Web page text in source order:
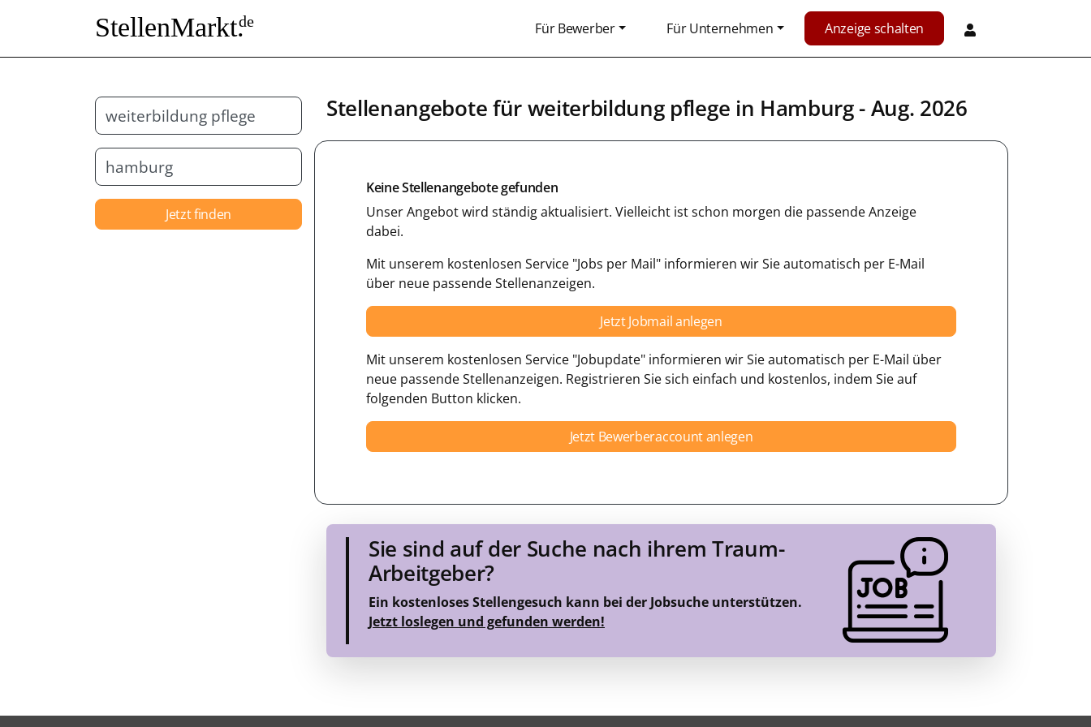
StellenMarkt.de Für Bewerber Für Unternehmen Anzeige schalten
Jetzt finden
Stellenangebote für weiterbildung pflege in Hamburg- Aug. 2026
Keine Stellenangebote gefunden
Unser Angebot wird ständig aktualisiert. Vielleicht ist schon morgen die passende Anzeige
dabei.
Mit unserem kostenlosen Service "Jobs per Mail" informieren wir Sie automatisch per E-Mail
über neue passende Stellenanzeigen.
Jetzt Jobmail anlegen
Mit unserem kostenlosen Service "Jobupdate" informieren wir Sie automatisch per E-Mail über
neue passende Stellenanzeigen. Registrieren Sie sich einfach und kostenlos, indem Sie auf
folgenden Button klicken.
Jetzt Bewerberaccount anlegen
Sie sind auf der Suche nach ihrem Traum-
Arbeitgeber?
Ein kostenloses Stellengesuch kann bei der Jobsuche unterstützen.
Jetzt loslegen und gefunden werden!